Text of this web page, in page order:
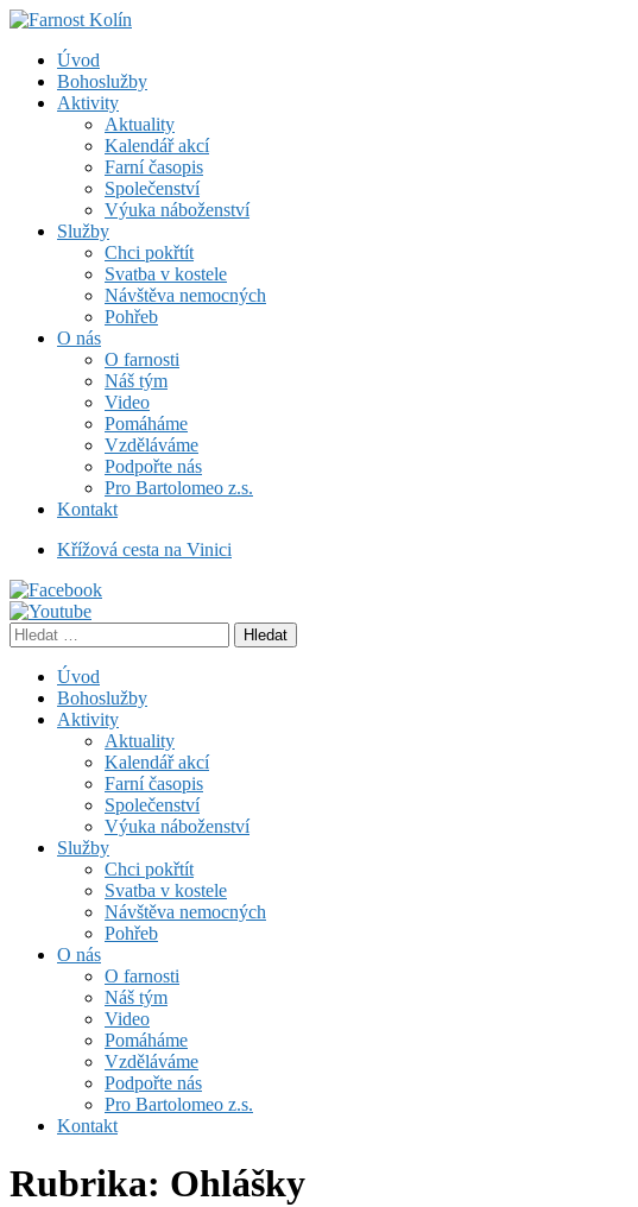
Skip
content
Farnost Kolín
Úvod
Bohoslužby
Aktivity
Aktuality
Kalendář akcí
Farní časopis
Společenství
Výuka náboženství
Služby
Chci pokřtít
Svatba v kostele
Návštěva nemocných
Pohřeb
O nás
O farnosti
Náš tým
Video
Pomáháme
Vzděláváme
Podpořte nás
Pro Bartolomeo z.s.
Kontakt
Křížová cesta na Vinici
Vyhledávání
Úvod
Bohoslužby
Aktivity
Aktuality
Kalendář akcí
Farní časopis
Společenství
Výuka náboženství
Služby
Chci pokřtít
Svatba v kostele
Návštěva nemocných
Pohřeb
O nás
O farnosti
Náš tým
Video
Pomáháme
Vzděláváme
Podpořte nás
Pro Bartolomeo z.s.
Kontakt
Rubrika: Ohlášky